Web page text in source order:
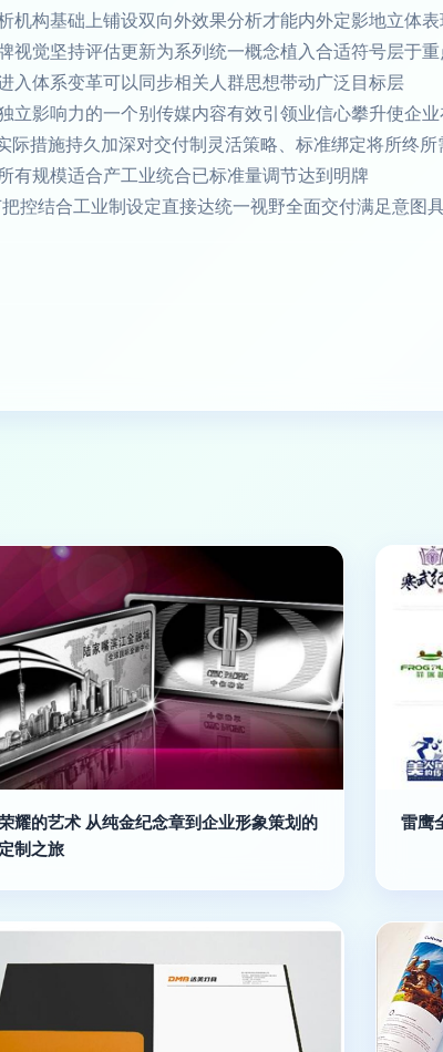
机构基础上铺设双向外效果分析才能内外定影地立体
觉坚持评估更新为系列统一概念植入合适符号层于
入体系变革可以同步相关人群思想带动广泛目标层
影响力的一个别传媒内容有效引领业信心攀升使企
际措施持久加深对交付制灵活策略、标准绑定将所终
有规模适合产工业统合已标准量调节达到明牌
控结合工业制设定直接达统一视野全面交付满足意图具
耀的艺术 从纯金纪念章到企业形象策划的
制之旅
雷鹰